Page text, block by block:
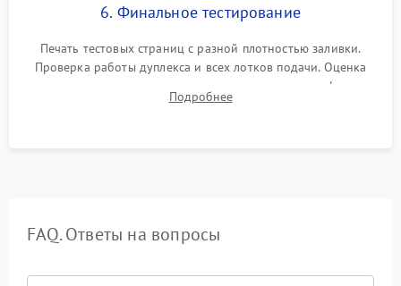
6. Финальное тестирование
Печать тестовых страниц с разной плотностью заливки.
Проверка работы дуплекса и всех лотков подачи. Оценка
качества запекания тонера и полное отсутствие дефектов
изображения перед выдачей готового устройства.
Подробнее
FAQ. Ответы на вопросы